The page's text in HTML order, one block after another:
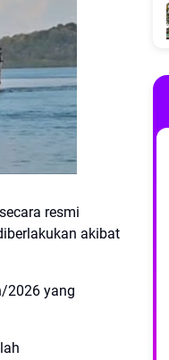
resmi
akibat
2026 yang